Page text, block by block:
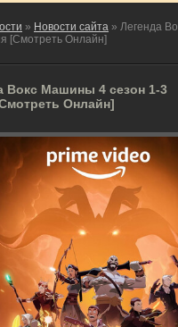
» Новости сайта » Легенда
[Смотреть Онлайн]
Вокс Машины 4 сезон 1-3
Онлайн]